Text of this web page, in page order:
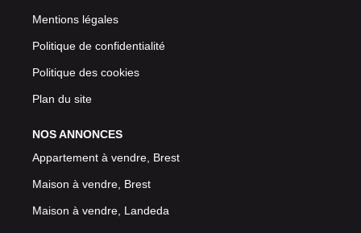
Mentions légales
Politique de confidentialité
Politique des cookies
Plan du site
NOS ANNONCES
Appartement à vendre, Brest
Maison à vendre, Brest
Maison à vendre, Landeda